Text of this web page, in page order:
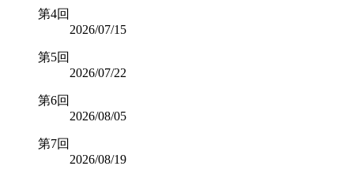
第4回
2026/07/15
第5回
2026/07/22
第6回
2026/08/05
第7回
2026/08/19